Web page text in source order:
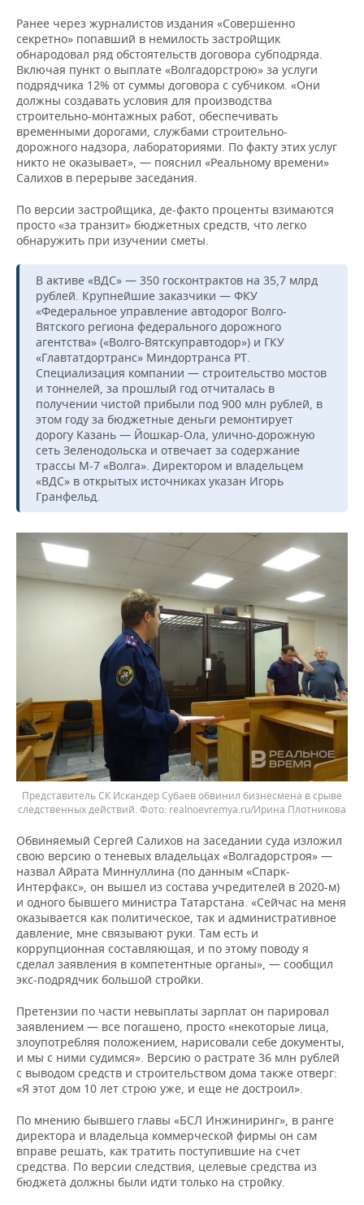
Ранее через журналистов издания «Совершенно
секретно» попавший в немилость застройщик
обнародовал ряд обстоятельств договора субподряда.
Включая пункт о выплате «Волгадорстрою» за услуги
подрядчика 12% от суммы договора с субчиком. «Они
должны создавать условия для производства
строительно-монтажных работ, обеспечивать
временными дорогами, службами строительно-
дорожного надзора, лабораториями. По факту этих услуг
никто не оказывает», — пояснил «Реальному времени»
Салихов в перерыве заседания.
По версии застройщика, де-факто проценты взимаются
просто «за транзит» бюджетных средств, что легко
обнаружить при изучении сметы.
В активе «ВДС» — 350 госконтрактов на 35,7 млрд
рублей. Крупнейшие заказчики — ФКУ
«Федеральное управление автодорог Волго-
Вятского региона федерального дорожного
агентства» («Волго-Вятскуправтодор») и ГКУ
«Главтатдортранс» Миндортранса РТ.
Специализация компании — строительство мостов
и тоннелей, за прошлый год отчиталась в
получении чистой прибыли под 900 млн рублей, в
этом году за бюджетные деньги ремонтирует
дорогу Казань — Йошкар-Ола, улично-дорожную
сеть Зеленодольска и отвечает за содержание
трассы М-7 «Волга». Директором и владельцем
«ВДС» в открытых источниках указан Игорь
Гранфельд.
Представитель СК Искандер Субаев обвинил бизнесмена в срыве
следственных действий.
realnoevremya.ru/Ирина Плотникова
Обвиняемый Сергей Салихов на заседании суда изложил
свою версию о теневых владельцах «Волгадорстроя» —
назвал Айрата Миннуллина (по данным «Спарк-
Интерфакс», он вышел из состава учредителей в 2020-м)
и одного бывшего министра Татарстана. «Сейчас на меня
оказывается как политическое, так и административное
давление, мне связывают руки. Там есть и
коррупционная составляющая, и по этому поводу я
сделал заявления в компетентные органы», — сообщил
экс-подрядчик большой стройки.
Претензии по части невыплаты зарплат он парировал
заявлением — все погашено, просто «некоторые лица,
злоупотребляя положением, нарисовали себе документы,
и мы с ними судимся». Версию о растрате 36 млн рублей
с выводом средств и строительством дома также отверг:
«Я этот дом 10 лет строю уже, и еще не достроил».
По мнению бывшего главы «БСЛ Инжиниринг», в ранге
директора и владельца коммерческой фирмы он сам
вправе решать, как тратить поступившие на счет
средства. По версии следствия, целевые средства из
бюджета должны были идти только на стройку.